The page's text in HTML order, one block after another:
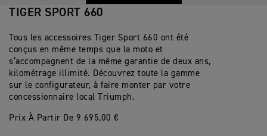
TIGER SPORT 660
Tous les accessoires Tiger Sport 660 ont été
conçus en même temps que la moto et
s’accompagnent de la même garantie de deux ans,
kilométrage illimité. Découvrez toute la gamme
sur le configurateur, à faire monter par votre
concessionnaire local Triumph.
Prix À Partir De 9 695,00 €